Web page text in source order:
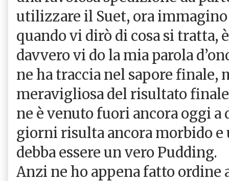
utilizzare il Suet, ora
quando vi dirò di cosa si tratta,
davvero vi do la mia parola
ne ha traccia nel sapore finale,
meravigliosa del risultato
ne è venuto fuori ancora oggi
giorni risulta ancora morbido
debba essere un vero Pudding.
Anzi ne ho appena fatto ordine